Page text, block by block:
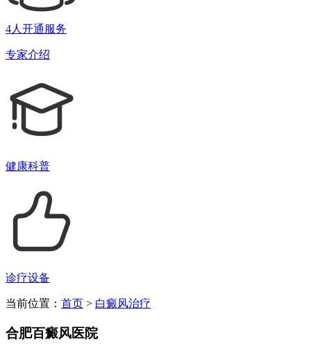
4人开通服务
专家介绍
健康科普
诊疗设备
当前位置： 首页 > 白癜风治疗
合肥百癜风医院